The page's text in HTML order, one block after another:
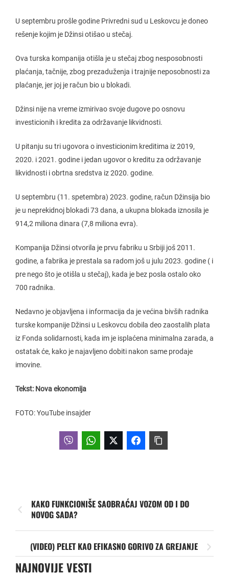
U septembru prošle godine Privredni sud u Leskovcu je doneo
rešenje kojim je Džinsi otišao u stečaj.
Ova turska kompanija otišla je u stečaj zbog nesposobnosti
plaćanja, tačnije, zbog prezaduženja i trajnije neposobnosti za
plaćanje, jer joj je račun bio u blokadi.
Džinsi nije na vreme izmirivao svoje dugove po osnovu
investicionih i kredita za održavanje likvidnosti.
U pitanju su tri ugovora o investicionim kreditima iz 2019,
2020. i 2021. godine i jedan ugovor o kreditu za održavanje
likvidnosti i obrtna sredstva iz 2020. godine.
U septembru (11. spetembra) 2023. godine, račun Džinsija bio
je u neprekidnoj blokadi 73 dana, a ukupna blokada iznosila je
914,2 miliona dinara (7,8 miliona evra).
Kompanija Džinsi otvorila je prvu fabriku u Srbiji još 2011.
godine, a fabrika je prestala sa radom još u julu 2023. godine ( i
pre nego što je otišla u stečaj), kada je bez posla ostalo oko
700 radnika.
Nedavno je objavljena i informacija da je većina bivših radnika
turske kompanije Džinsi u Leskovcu dobila deo zaostalih plata
iz Fonda solidarnosti, kada im je isplaćena minimalna zarada, a
ostatak će, kako je najavljeno dobiti nakon same prodaje
imovine.
Tekst: Nova ekonomija
FOTO: YouTube insajder
KAKO FUNKCIONIŠE SAOBRAĆAJ VOZOM OD I DO
NOVOG SADA?
(VIDEO) PELET KAO EFIKASNO GORIVO ZA GREJANJE
NAJNOVIJE VESTI